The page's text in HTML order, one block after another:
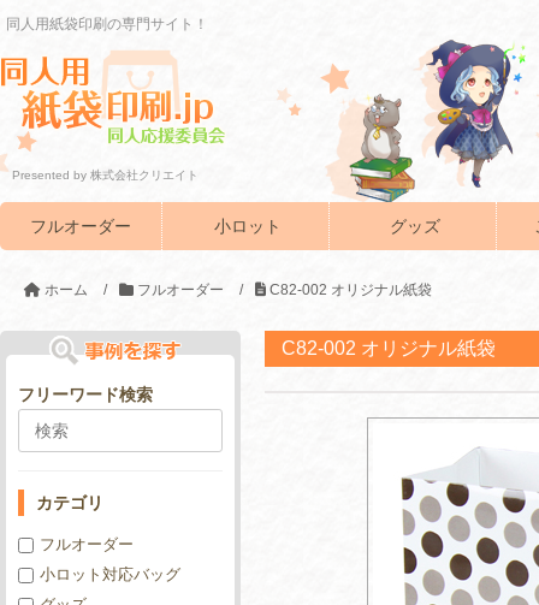
同人用紙袋印刷の専門サイト！
Presented by 株式会社クリエイト
フルオーダー 小ロット グッズ
ホーム / フルオーダー / C82-002 オリジナル紙袋
C82-002 オリジナル紙袋
フリーワード検索
カテゴリ
フルオーダー
小ロット対応バッグ